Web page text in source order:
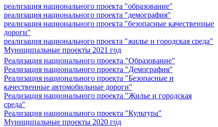
реализация национального проекта "образование"
реализация национального проекта "демография"
реализация национального проекта "безопасные качественные
дороги"
реализация национального проекта "жилье и городская среда"
Муниципальные проекты 2021 год
Реализация национального проекта "Образование"
Реализация национального проекта "Демография"
Реализация национального проекта "Безопасные и
качественные автомобильные дороги"
Реализация национального проекта "Жилье и городская
среда"
Реализация национального проекта "Культура"
Муниципальные проекты 2020 год